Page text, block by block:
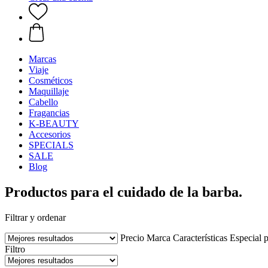
Marcas
Viaje
Cosméticos
Maquillaje
Cabello
Fragancias
K-BEAUTY
Accesorios
SPECIALS
SALE
Blog
Productos para el cuidado de la barba.
Filtrar y ordenar
Precio Marca Características Especial
Filtro